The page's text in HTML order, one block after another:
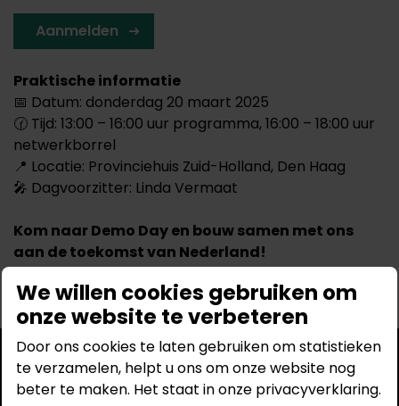
Aanmelden
Praktische informatie
📅 Datum: donderdag 20 maart 2025
🕜 Tijd: 13:00 – 16:00 uur programma, 16:00 – 18:00 uur
netwerkborrel
📍 Locatie: Provinciehuis Zuid-Holland, Den Haag
🎤 Dagvoorzitter: Linda Vermaat
Kom naar Demo Day en bouw samen met ons
aan de toekomst van Nederland!
Op de hoogte blijven?
We willen cookies gebruiken om
onze website te verbeteren
Door ons cookies te laten gebruiken om statistieken
te verzamelen, helpt u ons om onze website nog
beter te maken. Het staat in onze privacyverklaring.